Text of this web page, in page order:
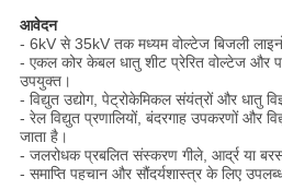
आवेदन
- 6kV से 35kV तक मध्यम वोल्टेज बिजली
- एकल कोर केबल धातु शीट प्रेरित वोल्टेज और
उपयुक्त।
- विद्युत उद्योग, पेट्रोकेमिकल संयंत्रों और धातु
- रेल विद्युत प्रणालियों, बंदरगाह उपकरणों और
जाता है।
- जलरोधक प्रबलित संस्करण गीले, आर्द्र या
- समाप्ति पहचान और सौंदर्यशास्त्र के लिए